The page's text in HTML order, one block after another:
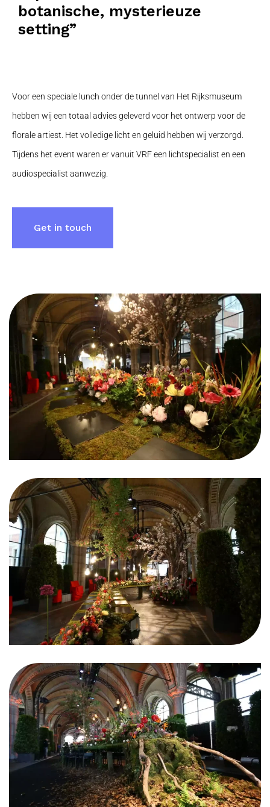
botanische, mysterieuze
setting”
Voor een speciale lunch onder de tunnel van Het Rijksmuseum
hebben wij een totaal advies geleverd voor het ontwerp voor de
florale artiest. Het volledige licht en geluid hebben wij verzorgd.
Tijdens het event waren er vanuit VRF een lichtspecialist en een
audiospecialist aanwezig.
Get in touch